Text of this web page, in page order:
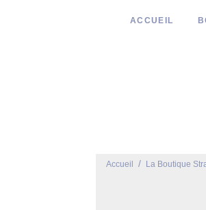
ACCUEIL
Accueil / La Boutique